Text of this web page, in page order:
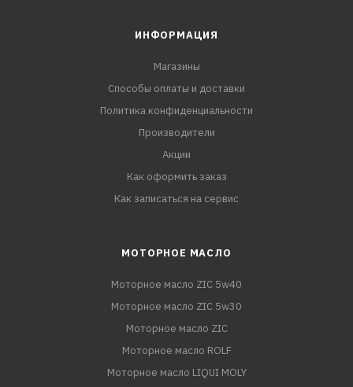
ИНФОРМАЦИЯ
Магазины
Способы оплаты и доставки
Политика конфиденциальности
Производители
Акции
Как оформить заказ
Как записаться на сервис
МОТОРНОЕ МАСЛО
Моторное масло ZIC 5w40
Моторное масло ZIC 5w30
Моторное масло ZIC
Моторное масло ROLF
Моторное масло LIQUI MOLY